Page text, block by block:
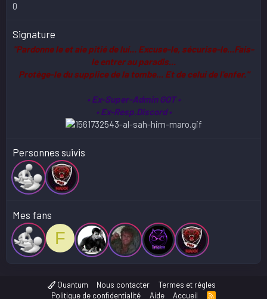
0
Signature
"Pardonne le et aie pitié de lui... Excuse-le, sécurise-le...Fais-
le entrer au paradis...
Protège-le du supplice de la tombe... Et de celui de l'enfer."
• Ex-Super-Admin GOT •
• Ex-Resp.Discord•
Personnes suivis
Mes fans
F
Quantum Nous contacter
Termes et règles
Politique de confidentialité
Aide Accueil